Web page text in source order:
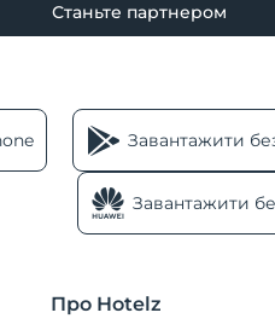
Станьте партнером
Завантажити
Завантажити
Про Hotelz